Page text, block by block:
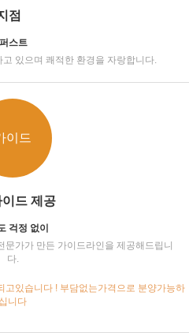
점
스트
있으며 쾌적한 환경을 자랑합니다.
이드
드 제공
걱정 없이
문가가 만든 가이드라인을 제공해드립니
다.
있습니다 ! 부담없는가격으로 분양가능하
십니다